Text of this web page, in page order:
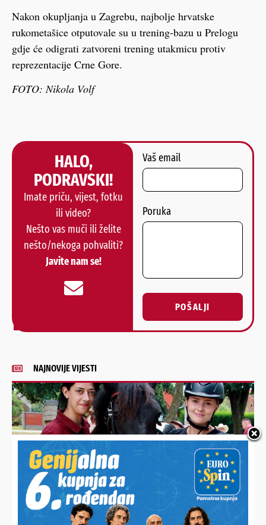
Nakon okupljanja u Zagrebu, najbolje hrvatske
rukometašice otputovale su u trening-bazu u Prelogu
gdje će odigrati zatvoreni trening utakmicu protiv
reprezentacije Crne Gore.
FOTO: Nikola Volf
HALO,
PODRAVSKI!
Imate priču, vijest, fotku
ili video?
Nešto vas muči ili želite
nešto/nekoga pohvaliti?
Javite nam se!
Vaš email
Poruka
POŠALJI
Alternative:
NAJNOVIJE VIJESTI
PRIREĐEN JE DEFILE JAHAČA I KOČIJA I DRUŽENJE
Sportski konjički klub Podravske Sesvete proslavio 20.
rođendan